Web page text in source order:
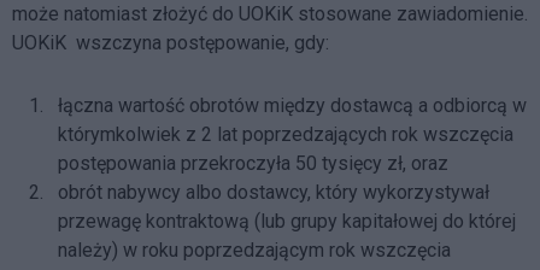
może natomiast złożyć do UOKiK stosowane zawiadomienie.
UOKiK wszczyna postępowanie, gdy:
łączna wartość obrotów między dostawcą a odbiorcą w
którymkolwiek z 2 lat poprzedzających rok wszczęcia
postępowania przekroczyła 50 tysięcy zł, oraz
obrót nabywcy albo dostawcy, który wykorzystywał
przewagę kontraktową (lub grupy kapitałowej do której
należy) w roku poprzedzającym rok wszczęcia